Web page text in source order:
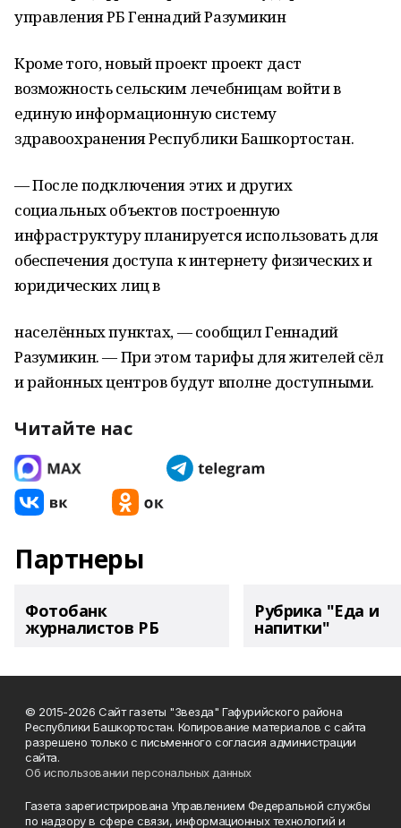
управления РБ Геннадий Разумикин
Кроме того, новый проект проект даст
возможность сельским лечебницам войти в
единую информационную систему
здравоохранения Республики Башкортостан.
— После подключения этих и других
социальных объектов построенную
инфраструктуру планируется использовать для
обеспечения доступа к интернету физических и
юридических лиц в
населённых пунктах, — сообщил Геннадий
Разумикин. — При этом тарифы для жителей сёл
и районных центров будут вполне доступными.
Читайте нас
Партнеры
Фотобанк
журналистов РБ
Рубрика "Еда и
напитки"
© 2015-2026 Сайт газеты "Звезда" Гафурийского района
Республики Башкортостан. Копирование материалов с сайта
разрешено только с письменного согласия администрации
сайта.
Об использовании персональных данных
Газета зарегистрирована Управлением Федеральной службы
по надзору в сфере связи, информационных технологий и